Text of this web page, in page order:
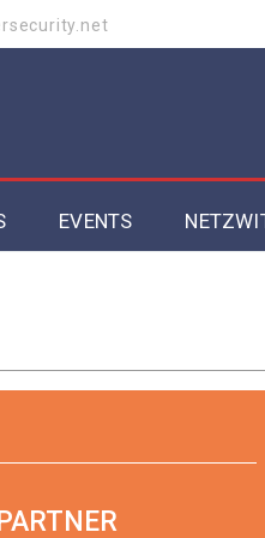
Intelligence 2025
EVENTS